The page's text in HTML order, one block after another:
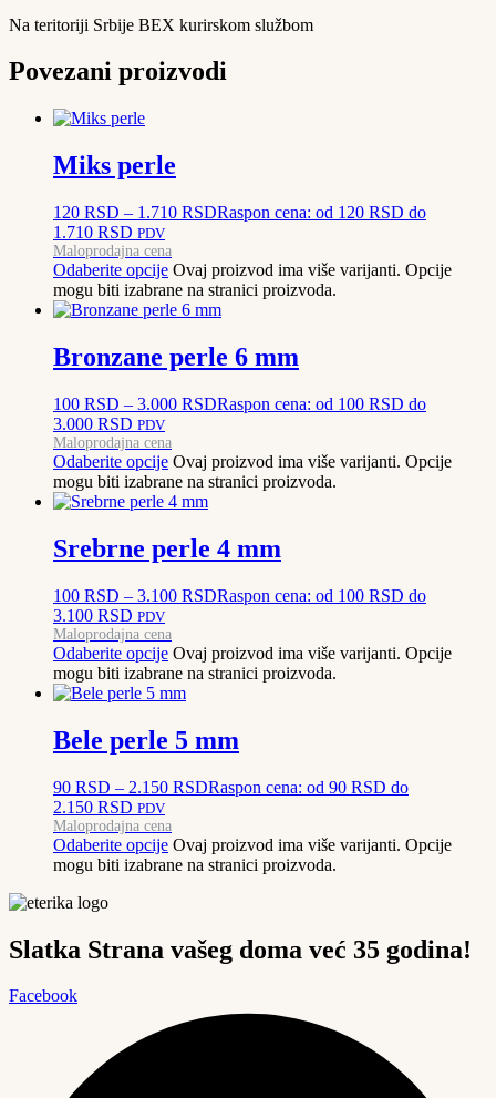
Na teritoriji Srbije BEX kurirskom službom
Povezani proizvodi
Miks perle
120 RSD – 1.710 RSDRaspon cena: od 120 RSD do
1.710 RSD PDV
Maloprodajna cena
Odaberite opcije Ovaj proizvod ima više varijanti. Opcije
mogu biti izabrane na stranici proizvoda.
Bronzane perle 6 mm
100 RSD – 3.000 RSDRaspon cena: od 100 RSD do
3.000 RSD PDV
Maloprodajna cena
Odaberite opcije Ovaj proizvod ima više varijanti. Opcije
mogu biti izabrane na stranici proizvoda.
Srebrne perle 4 mm
100 RSD – 3.100 RSDRaspon cena: od 100 RSD do
3.100 RSD PDV
Maloprodajna cena
Odaberite opcije Ovaj proizvod ima više varijanti. Opcije
mogu biti izabrane na stranici proizvoda.
Bele perle 5 mm
90 RSD – 2.150 RSDRaspon cena: od 90 RSD do
2.150 RSD PDV
Maloprodajna cena
Odaberite opcije Ovaj proizvod ima više varijanti. Opcije
mogu biti izabrane na stranici proizvoda.
Slatka Strana vašeg doma već 35 godina!
Facebook